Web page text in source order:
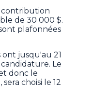
contribution
de 30 000 $.
plafonnées
ont jusqu'au 21
Le
donc le
choisi le 12